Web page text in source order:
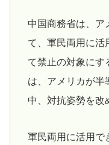
中国商務省は、ア
て、軍民両用に活
て禁止の対象にす
は、アメリカが半
中、対抗姿勢を改
軍民両用に活用で